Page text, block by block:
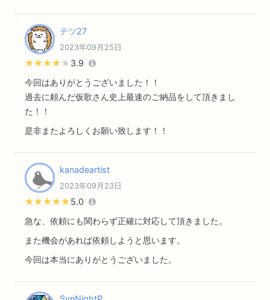
テツ27
2023年09月25日
★★★★★
★★★★★ 3.9
今回はありがとうございました！！
過去に頼んだ仮歌さん史上最速のご納品をして頂きまし
た！！
是非またよろしくお願い致します！！
kanadeartist
2023年09月23日
★★★★★
★★★★★ 5.0
急な、依頼にも関わらず正確に対応して頂きました。
また機会があれば依頼しようと思います。
今回は本当にありがとうございました。